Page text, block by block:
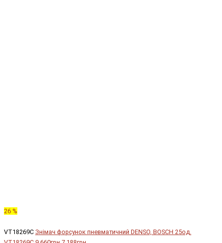
26 %
VT18269C Знімач форсунок пневматичний DENSO, BOSCH 25од.